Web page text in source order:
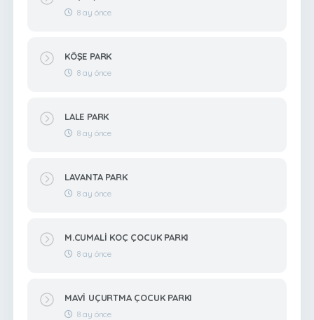
8 ay önce
KÖŞE PARK
8 ay önce
LALE PARK
8 ay önce
LAVANTA PARK
8 ay önce
M.CUMALİ KOÇ ÇOCUK PARKI
8 ay önce
MAVİ UÇURTMA ÇOCUK PARKI
8 ay önce